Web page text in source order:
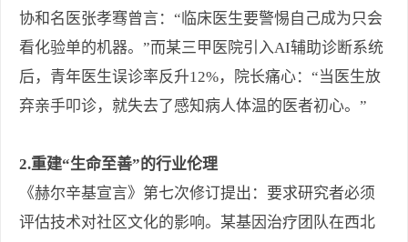
协和名医张孝骞曾言：“临床医生要警惕自己成为只会
看化验单的机器。”而某三甲医院引入AI辅助诊断系统
后，青年医生误诊率反升12%，院长痛心：“当医生放
弃亲手叩诊，就失去了感知病人体温的医者初心。”
2.重建“生命至善”的行业伦理
《赫尔辛基宣言》第七次修订提出：要求研究者必须
评估技术对社区文化的影响。某基因治疗团队在西北